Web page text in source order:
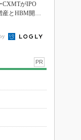
CXMTがIPO
とHBM開発
PR